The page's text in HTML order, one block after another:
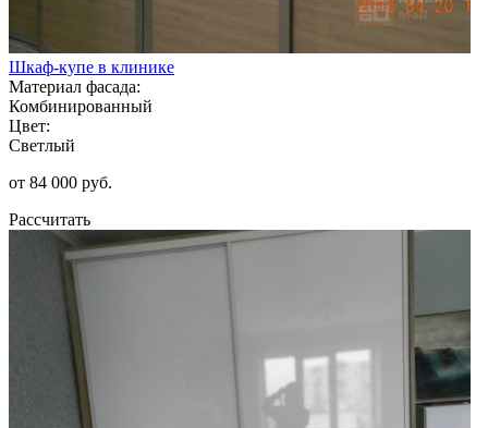
Шкаф-купе в клинике
Материал фасада:
Комбинированный
Цвет:
Светлый
от 84 000 руб.
Рассчитать